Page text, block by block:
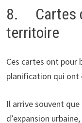
8. Cartes
territoire
Ces cartes ont pour
planification qui ont
Il arrive souvent
d’expansion